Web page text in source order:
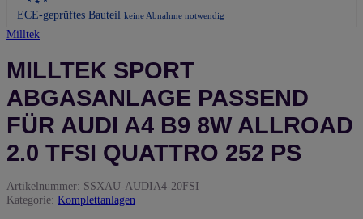
ECE-geprüftes Bauteil keine Abnahme notwendig
Milltek
MILLTEK SPORT
ABGASANLAGE PASSEND
FÜR AUDI A4 B9 8W ALLROAD
2.0 TFSI QUATTRO 252 PS
Artikelnummer: SSXAU-AUDIA4-20FSI
Kategorie: Komplettanlagen